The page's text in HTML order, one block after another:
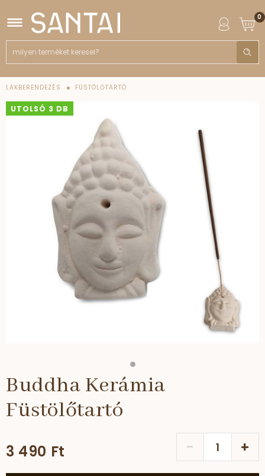
0
LAKBERENDEZÉS FÜSTÖLŐTARTÓ
UTOLSÓ 3 DB
Buddha Kerámia
Füstölőtartó
3 490 Ft - +